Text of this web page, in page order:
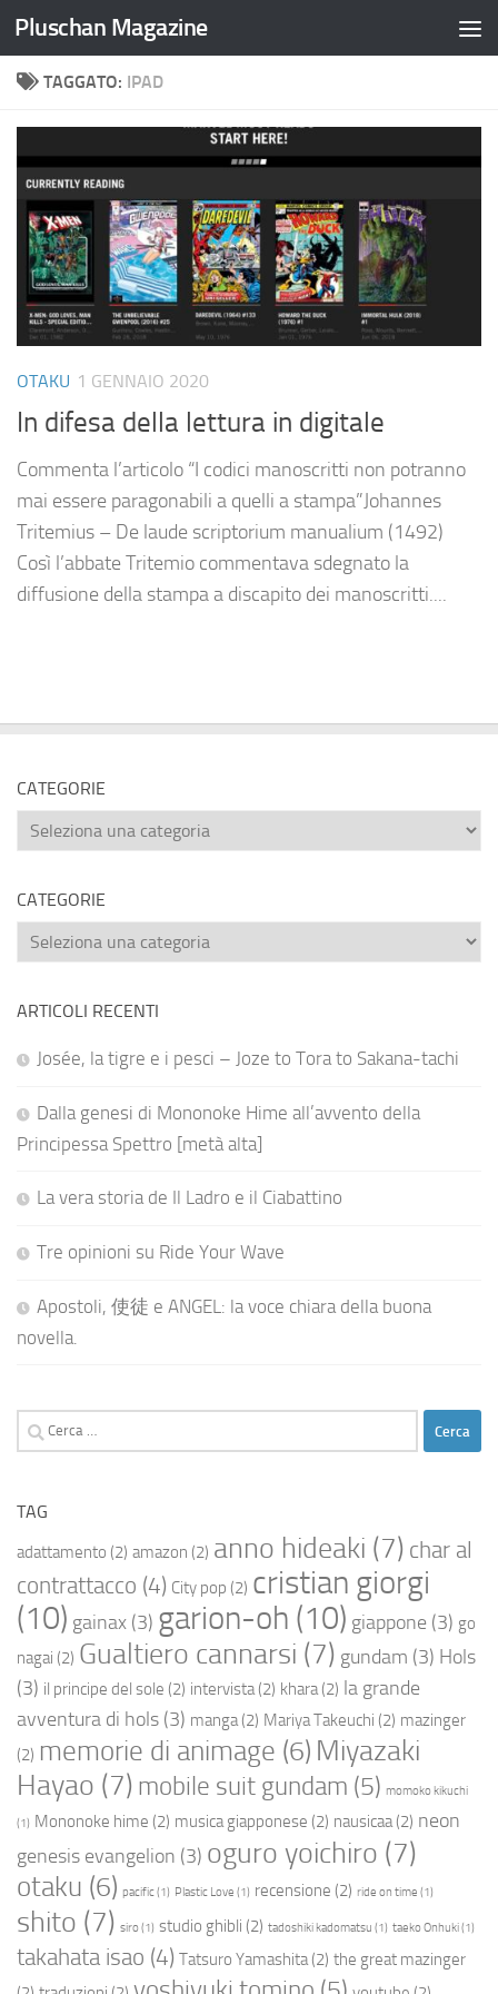
Salta al contenuto
Pluschan Magazine
TAGGATO: IPAD
OTAKU 1 GENNAIO 2020
In difesa della lettura in digitale
Commenta l’articolo “I codici manoscritti non potranno
mai essere paragonabili a quelli a stampa”Johannes
Tritemius – De laude scriptorium manualium (1492)
Così l’abbate Tritemio commentava sdegnato la
diffusione della stampa a discapito dei manoscritti....
CATEGORIE
Categorie
CATEGORIE
Categorie
ARTICOLI RECENTI
Josée, la tigre e i pesci – Joze to Tora to Sakana-tachi
Dalla genesi di Mononoke Hime all’avvento della
Principessa Spettro [metà alta]
La vera storia de Il Ladro e il Ciabattino
Tre opinioni su Ride Your Wave
Apostoli, 使徒 e ANGEL: la voce chiara della buona
novella.
Ricerca
per:
TAG
adattamento (2) amazon (2) anno hideaki (7) char al
contrattacco (4) City pop (2) cristian giorgi
(10) gainax (3) garion-oh (10) giappone (3) go
nagai (2) Gualtiero cannarsi (7) gundam (3) Hols
(3) il principe del sole (2) intervista(2) khara(2) la grande
avventura di hols (3) manga(2) Mariya Takeuchi (2) mazinger
(2) memorie di animage (6) Miyazaki
Hayao (7) mobile suit gundam (5) momoko kikuchi
(1) Mononoke hime (2) musica giapponese (2) nausicaa(2) neon
genesis evangelion (3) oguro yoichiro (7)
otaku (6) pacific(1) Plastic Love (1) recensione (2) ride on time (1)
shito (7) siro(1) studio ghibli (2) tadoshiki kadomatsu (1) taeko Onhuki(1)
takahata isao (4) Tatsuro Yamashita(2) the great mazinger